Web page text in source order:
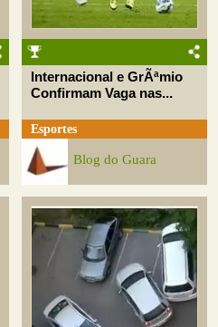
Internacional e GrÃªmio
Confirmam Vaga nas...
Esportes
Blog do Guara